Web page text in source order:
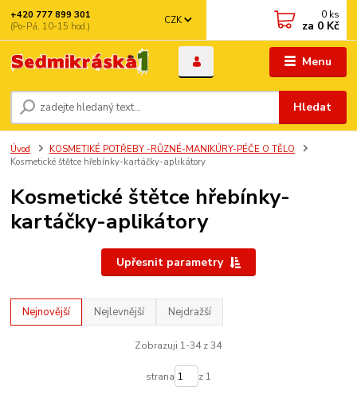
Menu
CZK
Hledat
+420 777 899 301
(Po-Pá, 10-15 hod.)
0 ks
za 0 Kč
Úvod
KOSMETIKÉ POTŘEBY -RŮZNÉ-MANIKÚRY-PÉČE O TĚLO
Kosmetické štětce hřebínky-kartáčky-aplikátory
Kosmetické štětce hřebínky-
kartáčky-aplikátory
Upřesnit parametry
Nejnovější Nejlevnější Nejdražší
Zobrazuji 1-34 z 34
strana z 1